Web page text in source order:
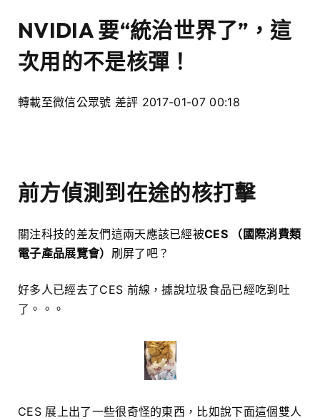
NVIDIA 要“統治世界了”，這
次用的不是核彈！
轉載至微信公眾號 差評 2017-01-07 00:18
前方偵測到在途的核打擊
關注科技的差友們這兩天應該已經被CES （國際消費類
電子產品展覽會） 刷屏了吧？
好多人已經去了CES 前線，據說垃圾食品已經吃到吐
了。。。
CES 展上出了一些很奇怪的東西，比如說下面這個雙人